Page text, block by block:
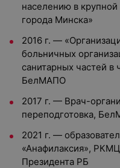
населению в
города Минска»
2016 г. —
больничных
санитарных частей в
БелМАПО
2017 г. — Врач-
переподготовка,
2021 г. —
«Анафилаксия»,
Президента РБ